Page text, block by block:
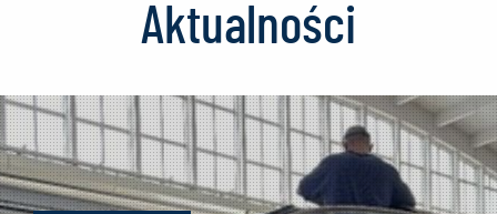
Aktualności